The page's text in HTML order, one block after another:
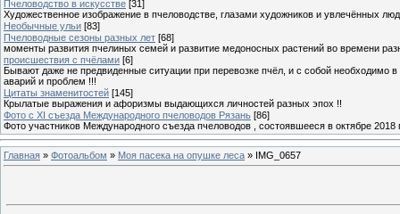
Пчеловодство в искусстве [31]
Художественное изображение в пчеловодстве, глазами художников и увлечённых
Необычные ульи [83]
Пчеловодные сезоны разных лет [68]
моменты развития пчелиных семей и развитие медоносных растений во времени
происшествия с пчёлами [6]
Бывают даже не предвиденные ситуации при перевозке пчёл, и с собой необходимо
аварий и проблем !!!
Цитаты знаменитостей [145]
Крылатые выражения и афоризмы выдающихся личностей разных эпох !!
Фото с XI съезда Международного пчеловодов Рязань [86]
Фото участников Международного съезда пчеловодов , состоявшееся в октябре 2018
Главная » Фотоальбом » Моя пасека на опушке леса » IMG_0657